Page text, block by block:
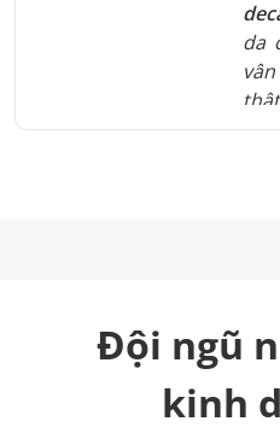
da
Đội ngũ
kinh